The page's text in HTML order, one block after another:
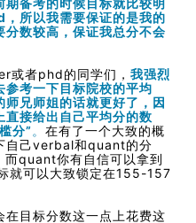
期备考的时候目标就比较明
所以我需要保证的是我的
数较高，保证我总分不会
或者phd的同学们， 我强烈
考一下目标院校的平均
兄师姐的话就更好了，因
直接给出自己平均分的数
分”。 在有了一个大致的概
自己verbal和quant的分
quant你有自信可以拿到
就可以大致锁定在155-157
目标分数这一点上花费这